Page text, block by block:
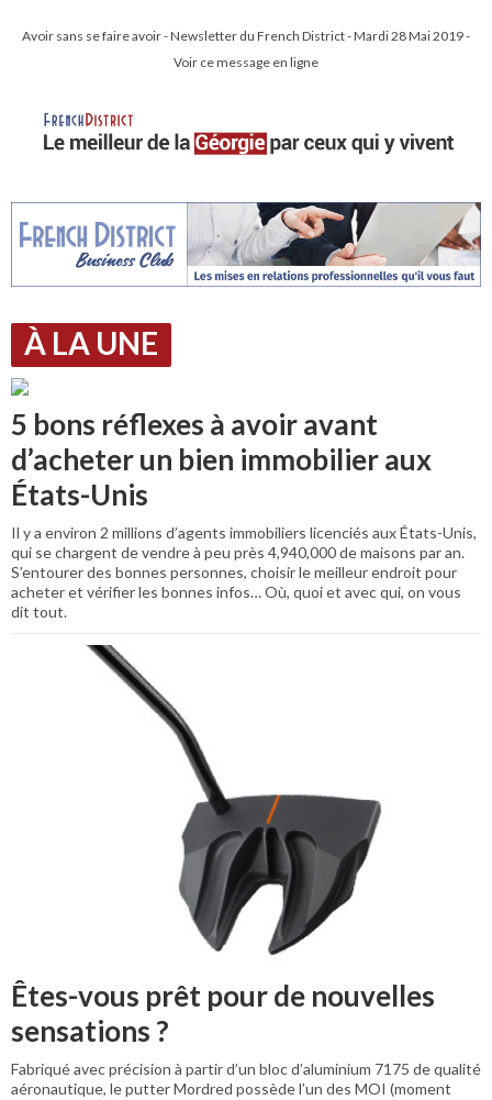
Avoir sans se faire avoir - Newsletter du French District - Mardi 28 Mai 2019 -
Voir ce message en ligne
À LA UNE
5 bons réflexes à avoir avant
d’acheter un bien immobilier aux
États-Unis
Il y a environ 2 millions d’agents immobiliers licenciés aux États-Unis,
qui se chargent de vendre à peu près 4,940,000 de maisons par an.
S’entourer des bonnes personnes, choisir le meilleur endroit pour
acheter et vérifier les bonnes infos… Où, quoi et avec qui, on vous
dit tout.
Êtes-vous prêt pour de nouvelles
sensations ?
Fabriqué avec précision à partir d’un bloc d’aluminium 7175 de qualité
aéronautique, le putter Mordred possède l’un des MOI (moment